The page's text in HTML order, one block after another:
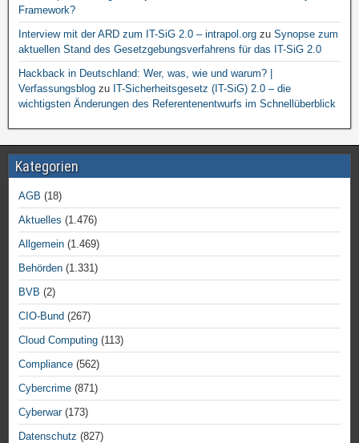
Framework?
Interview mit der ARD zum IT-SiG 2.0 – intrapol.org zu Synopse zum
aktuellen Stand des Gesetzgebungsverfahrens für das IT-SiG 2.0
Hackback in Deutschland: Wer, was, wie und warum? |
Verfassungsblog zu IT-Sicherheitsgesetz (IT-SiG) 2.0 – die
wichtigsten Änderungen des Referentenentwurfs im Schnellüberblick
Kategorien
AGB (18)
Aktuelles (1.476)
Allgemein (1.469)
Behörden (1.331)
BVB (2)
CIO-Bund (267)
Cloud Computing (113)
Compliance (562)
Cybercrime (871)
Cyberwar(173)
Datenschutz (827)